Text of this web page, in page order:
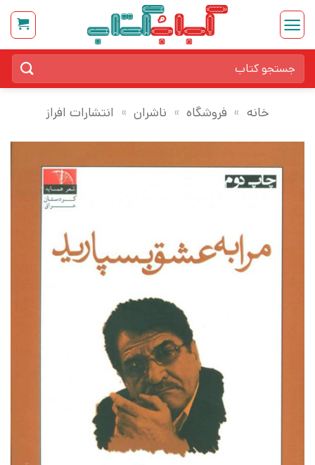
Skip
content
برای:
خانه » فروشگاه » ناشران » انتشارات افراز